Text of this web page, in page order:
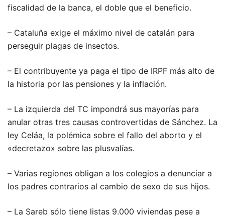
fiscalidad de la banca, el doble que el beneficio.
– Cataluña exige el máximo nivel de catalán para
perseguir plagas de insectos.
– El contribuyente ya paga el tipo de IRPF más alto de
la historia por las pensiones y la inflación.
– La izquierda del TC impondrá sus mayorías para
anular otras tres causas controvertidas de Sánchez. La
ley Celáa, la polémica sobre el fallo del aborto y el
«decretazo» sobre las plusvalías.
– Varias regiones obligan a los colegios a denunciar a
los padres contrarios al cambio de sexo de sus hijos.
– La Sareb sólo tiene listas 9.000 viviendas pese a